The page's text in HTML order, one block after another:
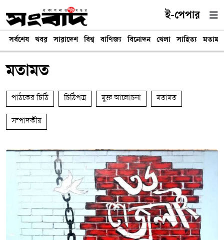
ই-পেপার
সর্বশেষ খবর সারাদেশ বিশ্ব বাণিজ্য বিনোদন খেলা সাহিত্য মতামত
মতামত
পাঠকের চিঠি চিঠিপত্র মুক্ত আলোচনা মতামত
সম্পাদকীয়